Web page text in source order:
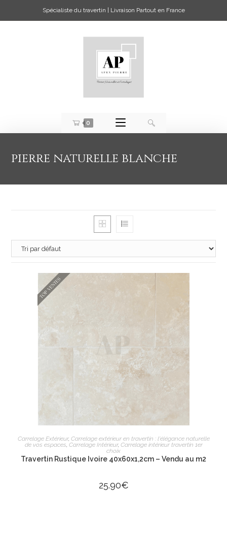
Spécialiste du travertin | Livraison Partout en France
0
pierre naturelle blanche
AJOUTER AU PANIER
Carrelage Extérieur, Carrelage extérieur en travertin : l'élégance naturelle
de vos espaces, Carrelage Intérieur, Carrelage intérieur travertin 1er
choix
Travertin Rustique Ivoire 40x60x1,2cm – Vendu au m2
25.90€